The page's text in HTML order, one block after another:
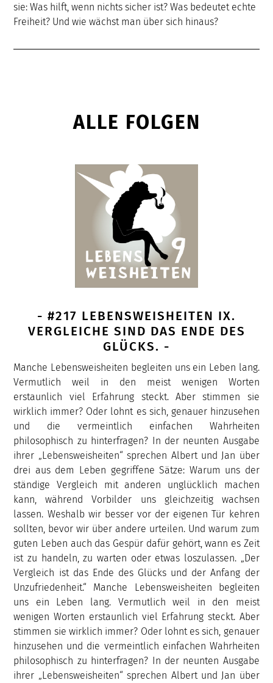
sie: Was hilft, wenn nichts sicher ist? Was bedeutet echte
Freiheit? Und wie wächst man über sich hinaus?
ALLE FOLGEN
- #217 LEBENSWEISHEITEN IX.
VERGLEICHE SIND DAS ENDE DES
GLÜCKS. -
Manche Lebensweisheiten begleiten uns ein Leben lang.
Vermutlich weil in den meist wenigen Worten
erstaunlich viel Erfahrung steckt. Aber stimmen sie
wirklich immer? Oder lohnt es sich, genauer hinzusehen
und die vermeintlich einfachen Wahrheiten
philosophisch zu hinterfragen? In der neunten Ausgabe
ihrer „Lebensweisheiten“ sprechen Albert und Jan über
drei aus dem Leben gegriffene Sätze: Warum uns der
ständige Vergleich mit anderen unglücklich machen
kann, während Vorbilder uns gleichzeitig wachsen
lassen. Weshalb wir besser vor der eigenen Tür kehren
sollten, bevor wir über andere urteilen. Und warum zum
guten Leben auch das Gespür dafür gehört, wann es Zeit
ist zu handeln, zu warten oder etwas loszulassen. „Der
Vergleich ist das Ende des Glücks und der Anfang der
Unzufriedenheit.“ Manche Lebensweisheiten begleiten
uns ein Leben lang. Vermutlich weil in den meist
wenigen Worten erstaunlich viel Erfahrung steckt. Aber
stimmen sie wirklich immer? Oder lohnt es sich, genauer
hinzusehen und die vermeintlich einfachen Wahrheiten
philosophisch zu hinterfragen? In der neunten Ausgabe
ihrer „Lebensweisheiten“ sprechen Albert und Jan über